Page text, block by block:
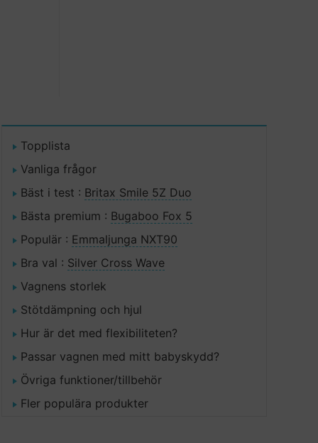
Topplista
Vanliga frågor
Bäst i test : Britax Smile 5Z Duo
Bästa premium : Bugaboo Fox 5
Populär : Emmaljunga NXT90
Bra val : Silver Cross Wave
Vagnens storlek
Stötdämpning och hjul
Hur är det med flexibiliteten?
Passar vagnen med mitt babyskydd?
Övriga funktioner/tillbehör
Fler populära produkter